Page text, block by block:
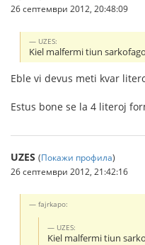
26 септември 2012, 20:48:09
UZES:
Kiel malfermi tiun
Eble vi devus meti kvar
Estus bone se la 4 literoj
UZES (Покажи профила)
26 септември 2012, 21:42:16
fajrkapo:
UZES:
Kiel malfermi tiun